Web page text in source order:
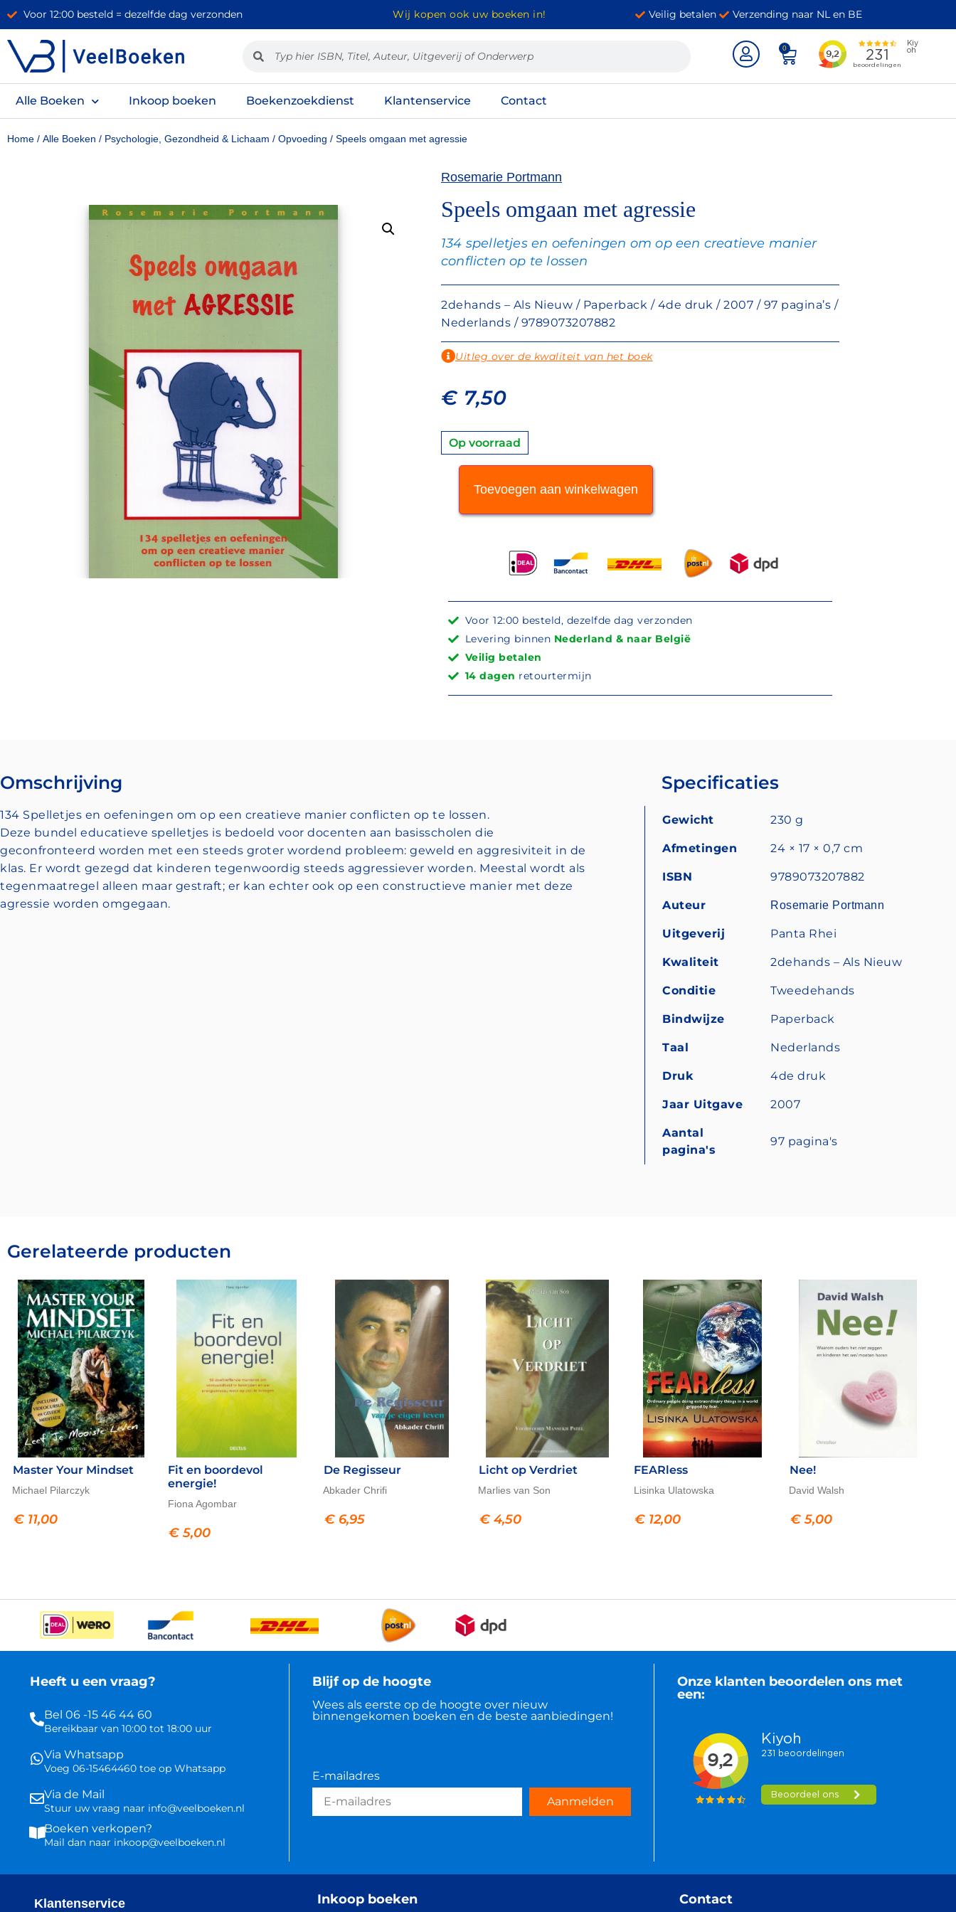
Voor 12:00 besteld = dezelfde dag verzonden Wij kopen ook uw boeken in! Veilig betalen Verzending naar NL en BE
0
Alle Boeken Inkoop boeken Boekenzoekdienst Klantenservice Contact
Home / Alle Boeken / Psychologie, Gezondheid & Lichaam / Opvoeding / Speels omgaan met agressie
Rosemarie Portmann
Speels omgaan met agressie
134 spelletjes en oefeningen om op een creatieve manier
conflicten op te lossen
2dehands – Als Nieuw / Paperback / 4de druk / 2007 / 97 pagina’s /
Nederlands / 9789073207882
Uitleg over de kwaliteit van het boek
€7,50
Op voorraad
Toevoegen aan winkelwagen
Voor 12:00 besteld, dezelfde dag verzonden
Levering binnen Nederland & naar België
Veilig betalen
14 dagen retourtermijn
Omschrijving
134 Spelletjes en oefeningen om op een creatieve manier conflicten op te lossen.
Deze bundel educatieve spelletjes is bedoeld voor docenten aan basisscholen die
geconfronteerd worden met een steeds groter wordend probleem: geweld en aggresiviteit in de
klas. Er wordt gezegd dat kinderen tegenwoordig steeds aggressiever worden. Meestal wordt als
tegenmaatregel alleen maar gestraft; er kan echter ook op een constructieve manier met deze
agressie worden omgegaan.
Specificaties
Gewicht 230 g
Afmetingen 24 × 17 × 0,7 cm
ISBN 9789073207882
Auteur Rosemarie Portmann
Uitgeverij Panta Rhei
Kwaliteit 2dehands – Als Nieuw
Conditie Tweedehands
Bindwijze Paperback
Taal Nederlands
Druk 4de druk
Jaar Uitgave 2007
Aantal
pagina's
97 pagina's
Gerelateerde producten
Master Your Mindset
Michael Pilarczyk
€ 11,00
Fit en boordevol
energie!
Fiona Agombar
€5,00
De Regisseur
Abkader Chrifi
€6,95
Licht op Verdriet
Marlies van Son
€4,50
FEARless
Lisinka Ulatowska
€ 12,00
Nee!
David Walsh
€5,00
Heeft u een vraag?
Bel 06 -15 46 44 60
Bereikbaar van 10:00 tot 18:00 uur
Via Whatsapp
Voeg 06-15464460 toe op Whatsapp
Via de Mail
Stuur uw vraag naar info@veelboeken.nl
Boeken verkopen?
Mail dan naar inkoop@veelboeken.nl
Blijf op de hoogte
Wees als eerste op de hoogte over nieuw
binnengekomen boeken en de beste aanbiedingen!
E-mailadres
Aanmelden
Onze klanten beoordelen ons met
een:
Klantenservice Inkoop boeken Contact